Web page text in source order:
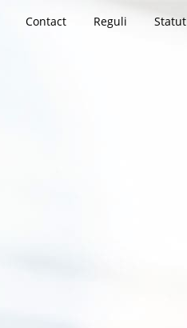
Contact Reguli Statut